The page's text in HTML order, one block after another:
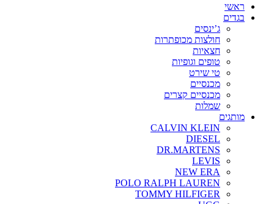
ראשי
בגדים
ג’ינסים
חולצות מכופתרות
חצאיות
טופים וגופיות
טי שירט
מכנסיים
מכנסיים קצרים
שמלות
מותגים
CALVIN KLEIN
DIESEL
DR.MARTENS
LEVIS
NEW ERA
POLO RALPH LAUREN
TOMMY HILFIGER